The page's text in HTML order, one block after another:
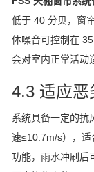
低于 40 分贝，窗
体噪音可控制在
会对室内正常活动
4.3 适应恶
系统具备一定的抗
速≤10.7m/s），
功能，雨水冲刷后